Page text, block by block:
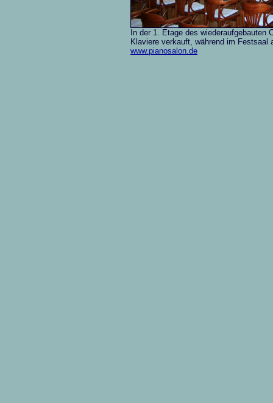
In der 1. Etage des
Klaviere verkauft, während im
www.pianosalon.de